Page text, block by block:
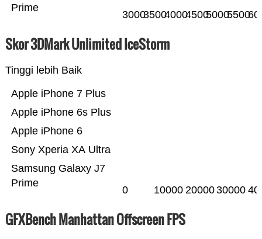
Prime
300035004000450050005500
Skor 3DMark Unlimited IceStorm
Tinggi lebih Baik
Samsung Galaxy J7
Prime
Sony Xperia XA Ultra
Apple iPhone 6
Apple iPhone 6s Plus
Apple iPhone 7 Plus
0 10000 2000030000
GFXBench Manhattan Offscreen FPS